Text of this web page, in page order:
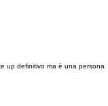
up definitivo ma è una persona